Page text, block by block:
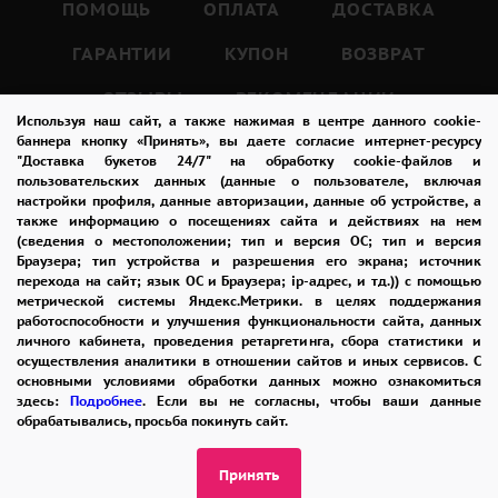
Используя наш сайт, а также нажимая в центре данного cookie-
баннера кнопку «Принять», вы даете согласие интернет-ресурсу
"Доставка букетов 24/7" на обработку cookie-файлов и
пользовательских данных (данные о пользователе, включая
настройки профиля, данные авторизации, данные об устройстве, а
также информацию о посещениях сайта и действиях на нем
(сведения о местоположении; тип и версия ОС; тип и версия
Браузера; тип устройства и разрешения его экрана; источник
перехода на сайт; язык ОС и Браузера; ip-адрес, и тд.)) с помощью
метрической системы Яндекс.Метрики. в целях поддержания
работоспособности и улучшения функциональности сайта, данных
личного кабинета, проведения ретаргетинга, сбора статистики и
осуществления аналитики в отношении сайтов и иных сервисов. С
основными условиями обработки данных можно ознакомиться
здесь: Подробнее. Если вы не согласны, чтобы ваши данные
обрабатывались, просьба покинуть сайт.
Принять
просто красивый подарок, но и символ
искренних чувств.
Такой букет подходит для любого
торжественного случая: свадьбы,
годовщины, дня рождения, 8 Марта и других
праздников.
Красные розы также могут быть подарены
просто так, без повода, чтобы выразить свою
любовь и заботу.
Красные розы – это не только символ любви,
ПОМОЩЬ ОПЛАТА
ДОСТАВКА
ГАРАНТИИ
КУПОН
ВОЗВРАТ
ОТЗЫВЫ
РЕКОМЕНДАЦИИ
КОНТАКТЫ
8 965 242-37-47
ЗАКАЗАТЬ ЗВОНОК
admin@buket24delivery.ru
ул. Народная д. 8,
возле ТЦ «АТОС»
ПОЛИТИКА КОНФИДЕНЦИАЛЬНОСТИ